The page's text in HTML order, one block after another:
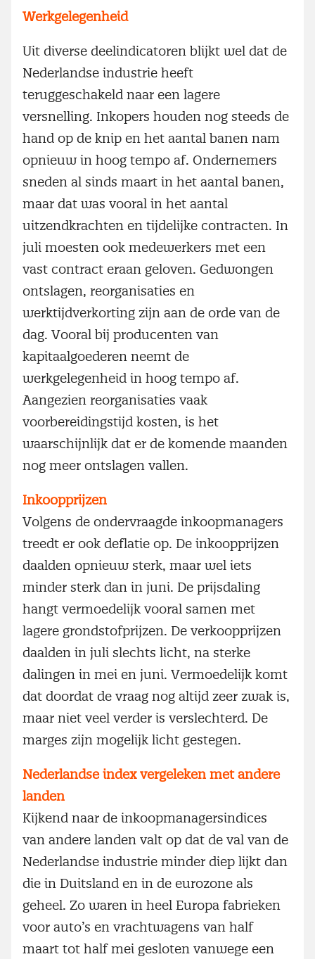
Werkgelegenheid
Uit diverse deelindicatoren blijkt wel dat de
Nederlandse industrie heeft
teruggeschakeld naar een lagere
versnelling. Inkopers houden nog steeds de
hand op de knip en het aantal banen nam
opnieuw in hoog tempo af. Ondernemers
sneden al sinds maart in het aantal banen,
maar dat was vooral in het aantal
uitzendkrachten en tijdelijke contracten. In
juli moesten ook medewerkers met een
vast contract eraan geloven. Gedwongen
ontslagen, reorganisaties en
werktijdverkorting zijn aan de orde van de
dag. Vooral bij producenten van
kapitaalgoederen neemt de
werkgelegenheid in hoog tempo af.
Aangezien reorganisaties vaak
voorbereidingstijd kosten, is het
waarschijnlijk dat er de komende maanden
nog meer ontslagen vallen.
Inkoopprijzen
Volgens de ondervraagde inkoopmanagers
treedt er ook deflatie op. De inkoopprijzen
daalden opnieuw sterk, maar wel iets
minder sterk dan in juni. De prijsdaling
hangt vermoedelijk vooral samen met
lagere grondstofprijzen. De verkoopprijzen
daalden in juli slechts licht, na sterke
dalingen in mei en juni. Vermoedelijk komt
dat doordat de vraag nog altijd zeer zwak is,
maar niet veel verder is verslechterd. De
marges zijn mogelijk licht gestegen.
Nederlandse index vergeleken met andere
landen
Kijkend naar de inkoopmanagersindices
van andere landen valt op dat de val van de
Nederlandse industrie minder diep lijkt dan
die in Duitsland en in de eurozone als
geheel. Zo waren in heel Europa fabrieken
voor auto’s en vrachtwagens van half
maart tot half mei gesloten vanwege een